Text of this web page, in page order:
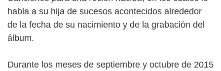
habla a su hija de sucesos acontecidos alrededor
de la fecha de su nacimiento y de la grabación del
álbum.
Durante los meses de septiembre y octubre de 2015